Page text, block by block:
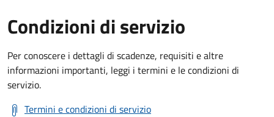
Condizioni di servizio
Per conoscere i dettagli di scadenze, requisiti e altre
informazioni importanti, leggi i termini e le condizioni di
servizio.
Termini e condizioni di servizio